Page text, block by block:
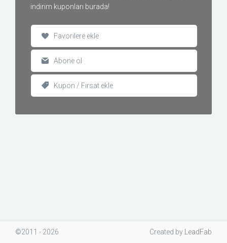
indirim kuponları burada!
Favorilere ekle
Abone ol
Kupon / Fırsat ekle
©2011 - 2026 Created by LeadFab